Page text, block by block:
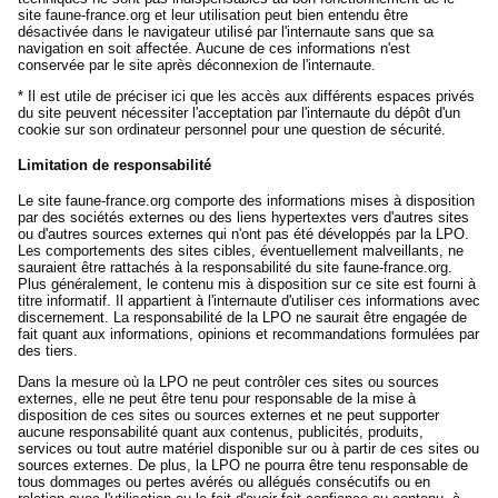
site faune-france.org et leur utilisation peut bien entendu être
désactivée dans le navigateur utilisé par l'internaute sans que sa
navigation en soit affectée. Aucune de ces informations n'est
conservée par le site après déconnexion de l'internaute.
* Il est utile de préciser ici que les accès aux différents espaces privés
du site peuvent nécessiter l'acceptation par l'internaute du dépôt d'un
cookie sur son ordinateur personnel pour une question de sécurité.
Limitation de responsabilité
Le site faune-france.org comporte des informations mises à disposition
par des sociétés externes ou des liens hypertextes vers d'autres sites
ou d'autres sources externes qui n'ont pas été développés par la LPO.
Les comportements des sites cibles, éventuellement malveillants, ne
sauraient être rattachés à la responsabilité du site faune-france.org.
Plus généralement, le contenu mis à disposition sur ce site est fourni à
titre informatif. Il appartient à l'internaute d'utiliser ces informations avec
discernement. La responsabilité de la LPO ne saurait être engagée de
fait quant aux informations, opinions et recommandations formulées par
des tiers.
Dans la mesure où la LPO ne peut contrôler ces sites ou sources
externes, elle ne peut être tenu pour responsable de la mise à
disposition de ces sites ou sources externes et ne peut supporter
aucune responsabilité quant aux contenus, publicités, produits,
services ou tout autre matériel disponible sur ou à partir de ces sites ou
sources externes. De plus, la LPO ne pourra être tenu responsable de
tous dommages ou pertes avérés ou allégués consécutifs ou en